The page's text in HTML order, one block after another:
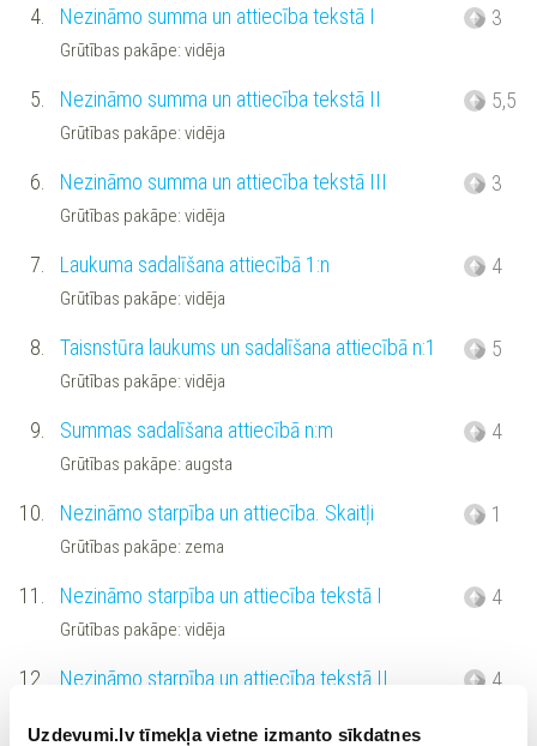
Uzdevumi.lv tīmekļa vietne izmanto sīkdatnes
4. Nezināmo summa un attiecība tekstā I
Grūtības pakāpe: vidēja
3
5. Nezināmo summa un attiecība tekstā II
Grūtības pakāpe: vidēja
5,5
6. Nezināmo summa un attiecība tekstā III
Grūtības pakāpe: vidēja
3
7. Laukuma sadalīšana attiecībā 1:n
Grūtības pakāpe: vidēja
4
8. Taisnstūra laukums un sadalīšana attiecībā n:1
Grūtības pakāpe: vidēja
5
9. Summas sadalīšana attiecībā n:m
Grūtības pakāpe: augsta
4
10. Nezināmo starpība un attiecība. Skaitļi
Grūtības pakāpe: zema
1
11. Nezināmo starpība un attiecība tekstā I
Grūtības pakāpe: vidēja
4
12. Nezināmo starpība un attiecība tekstā II 4